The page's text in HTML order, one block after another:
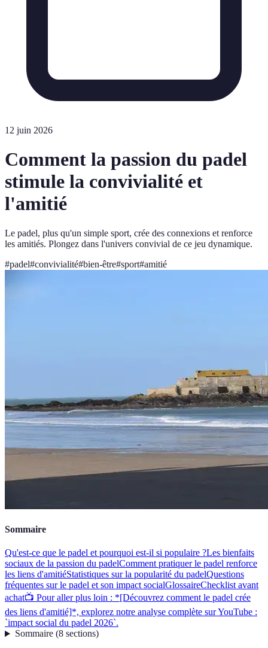
12 juin 2026
Comment la passion du padel
stimule la convivialité et
l'amitié
Le padel, plus qu'un simple sport, crée des connexions et renforce
les amitiés. Plongez dans l'univers convivial de ce jeu dynamique.
#padel#convivialité#bien-être#sport#amitié
Sommaire
Qu'est-ce que le padel et pourquoi est-il si populaire ?Les bienfaits
sociaux de la passion du padelComment pratiquer le padel renforce
les liens d'amitiéStatistiques sur la popularité du padelQuestions
fréquentes sur le padel et son impact socialGlossaireChecklist avant
achat📺 Pour aller plus loin : *[Découvrez comment le padel crée
des liens d'amitié]*, explorez notre analyse complète sur YouTube :
`impact social du padel 2026`.
Sommaire(8 sections)